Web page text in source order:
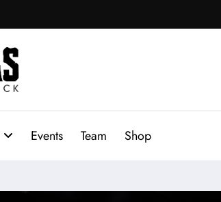
Events Team Shop